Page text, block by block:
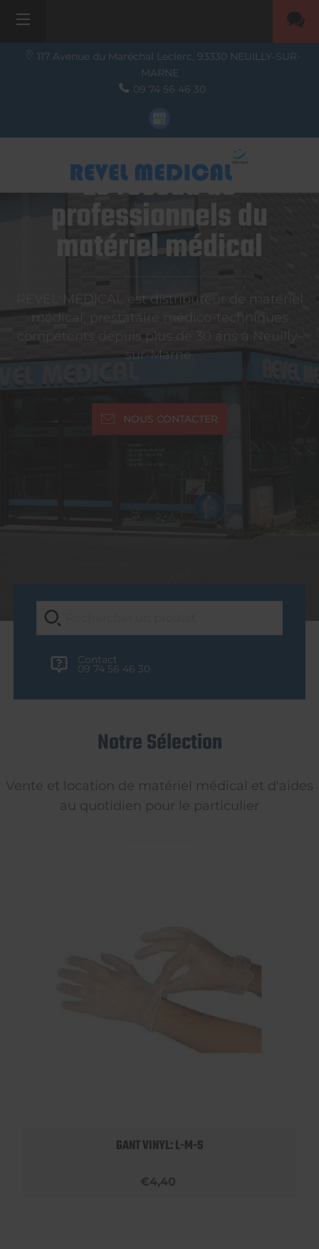
117 Avenue du Maréchal Leclerc, 93330 NEUILLY-SUR-
MARNE
09 74 56 46 30
Le réseau de
professionnels du
matériel médical
REVEL MEDICAL est distributeur de matériel
médical, prestataire médico-techniques
compétents depuis plus de 30 ans à Neuilly-
sur-Marne.
NOUS CONTACTER
Contact
09 74 56 46 30
Notre Sélection
Vente et location de matériel médical et d'aides
au quotidien pour le particulier
GANT VINYL: L-M-S
€4,40